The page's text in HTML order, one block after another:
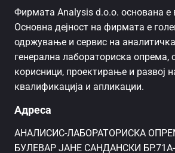
Фирмата Analysis d.o.o. основана е
Основна дејност на фирмата е
одржување и сервис на
генерална лабораториска опрема,
корисници, проектирање и развој
квалификација и апликации.
Адреса
AНАЛИСИС-ЛАБОРАТОРИСКА
БУЛЕВАР ЈАНЕ САНДАНСКИ